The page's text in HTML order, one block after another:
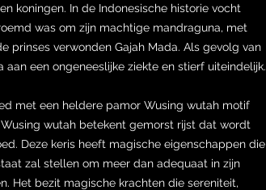
koningen. In de Indonesische historie vocht
was om zijn machtige mandraguna, met
prinses verwonden Gajah Mada. Als gevolg van
aan een ongeneeslijke ziekte en stierf uiteindelijk.
met een heldere pamor Wusing wutah motif
wutah betekent gemorst rijst dat wordt
Deze keris heeft magische eigenschappen die
zal stellen om meer dan adequaat in zijn
Het bezit magische krachten die sereniteit,